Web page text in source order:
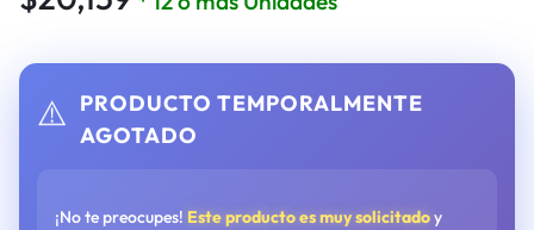
⚠️ PRODUCTO TEMPORALMENTE
AGOTADO
¡No te preocupes! Este producto es muy solicitadoy